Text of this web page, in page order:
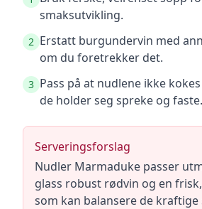
smaksutvikling.
2 Erstatt burgundervin med
om du foretrekker det.
3 Pass på at nudlene ikke
de holder seg spreke og faste.
Serveringsforslag
Nudler Marmaduke passer
glass robust rødvin og en
som kan balansere de kraftige